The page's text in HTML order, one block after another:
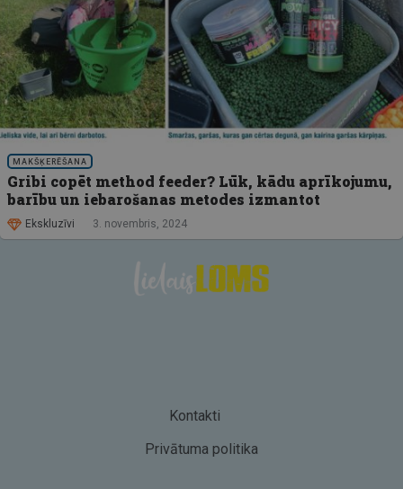
MAKŠĶERĒŠANA
Gribi copēt method feeder? Lūk, kādu aprīkojumu,
barību un iebarošanas metodes izmantot
Ekskluzīvi 3. novembris, 2024
Kontakti
Privātuma politika